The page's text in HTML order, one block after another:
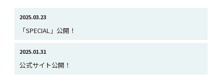
2025.03.23
「SPECIAL」公開！
2025.01.31
公式サイト公開！